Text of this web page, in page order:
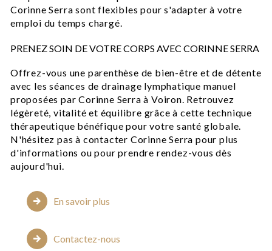
Corinne Serra sont flexibles pour s'adapter à votre
emploi du temps chargé.
PRENEZ SOIN DE VOTRE CORPS AVEC CORINNE SERRA
Offrez-vous une parenthèse de bien-être et de détente
avec les séances de drainage lymphatique manuel
proposées par Corinne Serra à Voiron. Retrouvez
légèreté, vitalité et équilibre grâce à cette technique
thérapeutique bénéfique pour votre santé globale.
N'hésitez pas à contacter Corinne Serra pour plus
d'informations ou pour prendre rendez-vous dès
aujourd'hui.
En savoir plus
Contactez-nous